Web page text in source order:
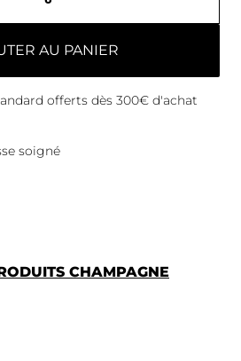
AU PANIER
offerts dès 300€ d'achat
soigné
CHAMPAGNE